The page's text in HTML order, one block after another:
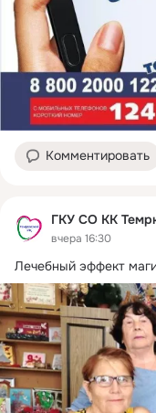
Комментировать
ГКУ СО КК
вчера 16:30
Лечебный эффект